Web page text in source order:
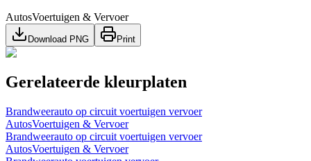
AutosVoertuigen & Vervoer
Download PNG Print
Gerelateerde kleurplaten
Brandweerauto op circuit voertuigen vervoer
AutosVoertuigen & Vervoer
Brandweerauto op circuit voertuigen vervoer
AutosVoertuigen & Vervoer